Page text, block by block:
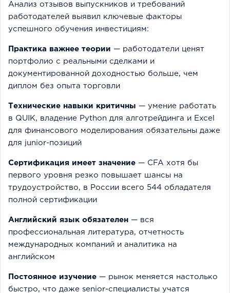
Анализ отзывов выпускников и требований
работодателей выявил ключевые факторы
успешного обучения инвестициям:
Практика важнее теории — работодатели ценят
портфолио с реальными сделками и
документированной доходностью больше, чем
диплом без опыта торговли
Технические навыки критичны — умение работать
в QUIK, владение Python для алготрейдинга и Excel
для финансового моделирования обязательны даже
для junior-позиций
Сертификация имеет значение — CFA хотя бы
первого уровня резко повышает шансы на
трудоустройство, в России всего 544 обладателя
полной сертификации
Английский язык обязателен — вся
профессиональная литература, отчетность
международных компаний и аналитика на
английском
Постоянное изучение — рынок меняется настолько
быстро, что даже senior-специалисты учатся